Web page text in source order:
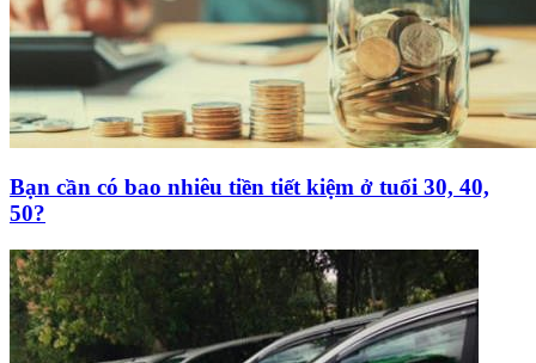
Bạn cần có bao nhiêu tiền tiết kiệm ở tuổi 30, 40,
50?